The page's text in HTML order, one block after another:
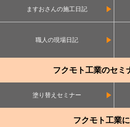
ますおさんの施工日記
職人の現場日記
フクモト工業のセミ
塗り替えセミナー
フクモト工業